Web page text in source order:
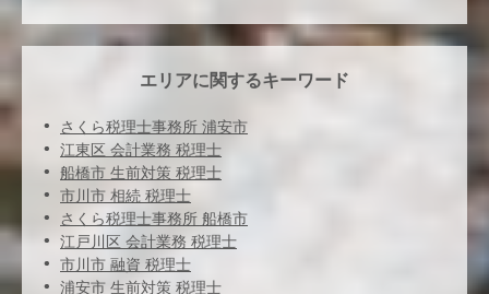
エリアに関するキーワード
さくら税理士事務所 浦安市
江東区 会計業務 税理士
船橋市 生前対策 税理士
市川市 相続 税理士
さくら税理士事務所 船橋市
江戸川区 会計業務 税理士
市川市 融資 税理士
浦安市 生前対策 税理士